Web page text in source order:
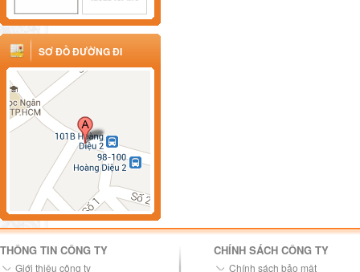
SƠ ĐỒ ĐƯỜNG ĐI
THÔNG TIN CÔNG TY
Giới thiệu công ty
CHÍNH SÁCH CÔNG TY
Chính sách bảo mật